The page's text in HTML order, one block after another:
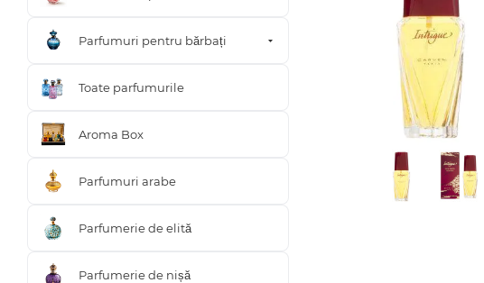
Parfumuri pentru bărbați
Toate parfumurile
Aroma Box
Parfumuri arabe
Parfumerie de elită
Parfumerie de nișă